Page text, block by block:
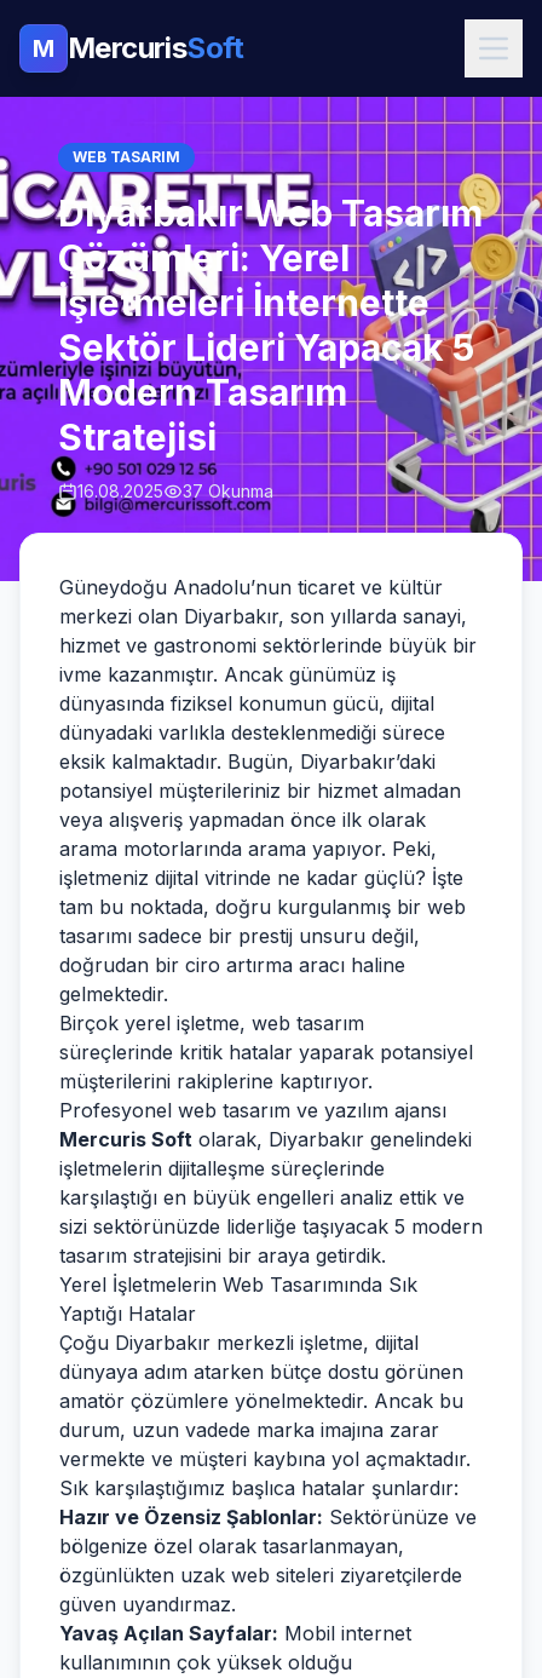
M MercurisSoft
WEB TASARIM
Diyarbakır Web Tasarım
Çözümleri: Yerel
İşletmeleri İnternette
Sektör Lideri Yapacak 5
Modern Tasarım
Stratejisi
16.08.2025 37 Okunma
Güneydoğu Anadolu’nun ticaret ve kültür
merkezi olan Diyarbakır, son yıllarda sanayi,
hizmet ve gastronomi sektörlerinde büyük bir
ivme kazanmıştır. Ancak günümüz iş
dünyasında fiziksel konumun gücü, dijital
dünyadaki varlıkla desteklenmediği sürece
eksik kalmaktadır. Bugün, Diyarbakır’daki
potansiyel müşterileriniz bir hizmet almadan
veya alışveriş yapmadan önce ilk olarak
arama motorlarında arama yapıyor. Peki,
işletmeniz dijital vitrinde ne kadar güçlü? İşte
tam bu noktada, doğru kurgulanmış bir web
tasarımı sadece bir prestij unsuru değil,
doğrudan bir ciro artırma aracı haline
gelmektedir.
Birçok yerel işletme, web tasarım
süreçlerinde kritik hatalar yaparak potansiyel
müşterilerini rakiplerine kaptırıyor.
Profesyonel web tasarım ve yazılım ajansı
Mercuris Soft olarak, Diyarbakır genelindeki
işletmelerin dijitalleşme süreçlerinde
karşılaştığı en büyük engelleri analiz ettik ve
sizi sektörünüzde liderliğe taşıyacak 5 modern
tasarım stratejisini bir araya getirdik.
Yerel İşletmelerin Web Tasarımında Sık
Yaptığı Hatalar
Çoğu Diyarbakır merkezli işletme, dijital
dünyaya adım atarken bütçe dostu görünen
amatör çözümlere yönelmektedir. Ancak bu
durum, uzun vadede marka imajına zarar
vermekte ve müşteri kaybına yol açmaktadır.
Sık karşılaştığımız başlıca hatalar şunlardır:
Hazır ve Özensiz Şablonlar: Sektörünüze ve
bölgenize özel olarak tasarlanmayan,
özgünlükten uzak web siteleri ziyaretçilerde
güven uyandırmaz.
Yavaş Açılan Sayfalar: Mobil internet
kullanımının çok yüksek olduğu